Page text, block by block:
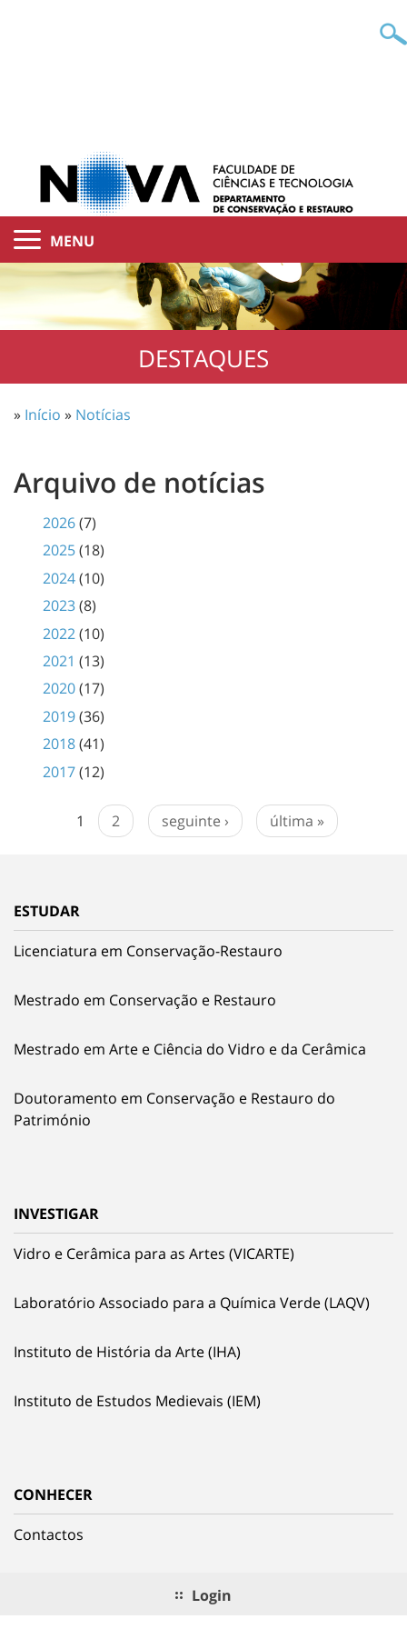
MENU
DESTAQUES
» Início » Notícias
Arquivo de notícias
2026(7)
2025(18)
2024(10)
2023(8)
2022(10)
2021 (13)
2020(17)
2019(36)
2018(41)
2017(12)
1 2 seguinte › última »
ESTUDAR
Licenciatura em Conservação-Restauro
Mestrado em Conservação e Restauro
Mestrado em Arte e Ciência do Vidro e da Cerâmica
Doutoramento em Conservação e Restauro do
Património
INVESTIGAR
Vidro e Cerâmica para as Artes (VICARTE)
Laboratório Associado para a Química Verde (LAQV)
Instituto de História da Arte (IHA)
Instituto de Estudos Medievais (IEM)
CONHECER
Contactos
Login